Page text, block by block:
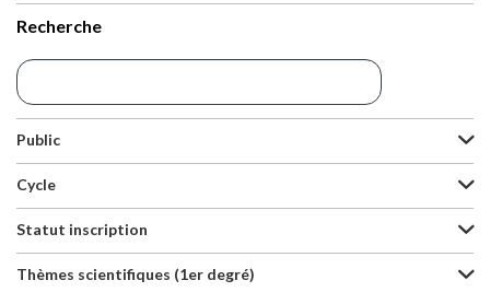
Recherche
Public
Cycle
Statut inscription
Thèmes scientifiques (1er degré)